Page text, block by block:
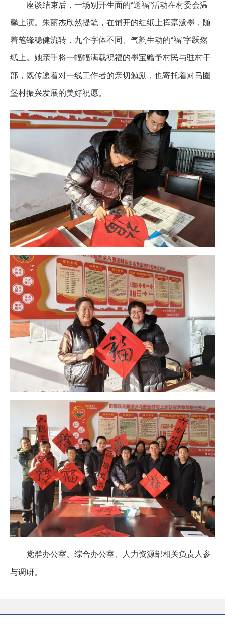
座谈结束后，一场别开生面的“送福”活动在村委会温
馨上演。朱丽杰欣然提笔，在铺开的红纸上挥毫泼墨，随
着笔锋稳健流转，九个字体不同、气韵生动的“福”字跃然
纸上。她亲手将一幅幅满载祝福的墨宝赠予村民与驻村干
部，既传递着对一线工作者的亲切勉励，也寄托着对马圈
堡村振兴发展的美好祝愿。
党群办公室、综合办公室、人力资源部相关负责人参
与调研。